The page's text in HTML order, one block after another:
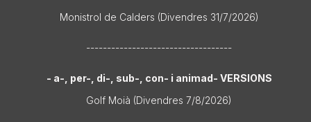
Monistrol de Calders (Divendres 31/7/2026)
-----------------------------------
- a-, per-, di-, sub-, con- i animad- VERSIONS
Golf Moià (Divendres 7/8/2026)